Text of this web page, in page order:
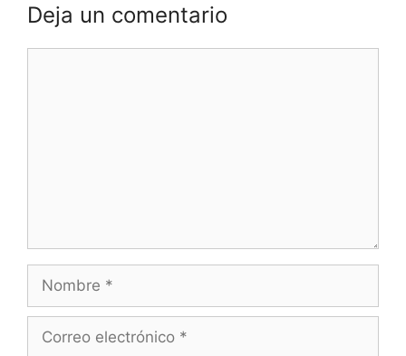
Deja un comentario